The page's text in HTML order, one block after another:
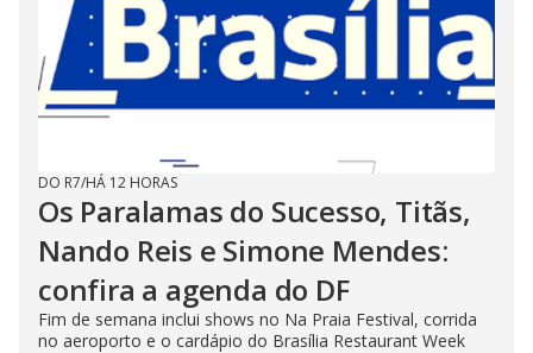
DO R7/HÁ 12 HORAS
Os Paralamas do Sucesso, Titãs,
Nando Reis e Simone Mendes:
confira a agenda do DF
Fim de semana inclui shows no Na Praia Festival, corrida
no aeroporto e o cardápio do Brasília Restaurant Week